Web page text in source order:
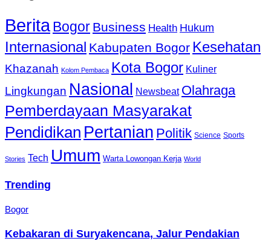
BeritaBogor Business Health Hukum
Internasional Kabupaten Bogor Kesehatan
Khazanah Kolom Pembaca Kota Bogor Kuliner
Lingkungan Nasional Newsbeat Olahraga
Pemberdayaan Masyarakat
Pendidikan Pertanian Politik Science Sports
Stories Tech Umum Warta Lowongan Kerja World
Trending
Bogor
Kebakaran di Suryakencana, Jalur Pendakian